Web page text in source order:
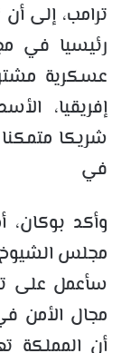
ترامب، إلى
رئيسيا في
عسكرية
إفريقيا،
شريكا
في
وأكد بوكان،
مجلس الشيوخ
سأعمل على
مجال الأمن
أن المملكة